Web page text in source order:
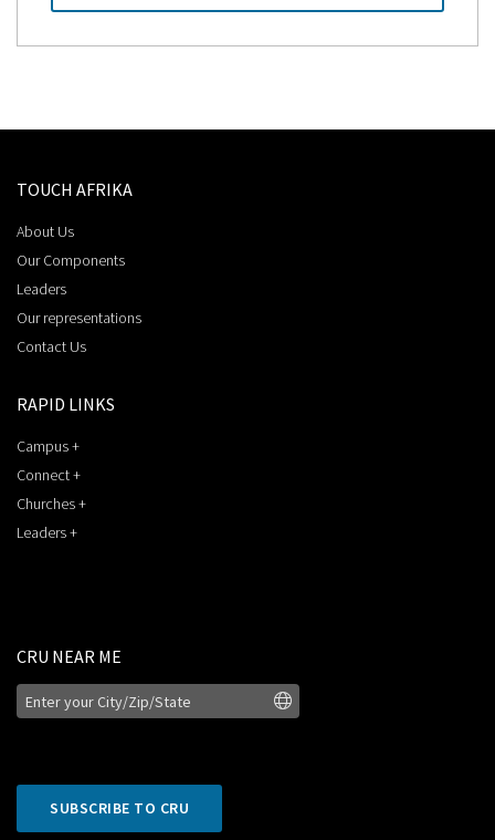
TOUCH AFRIKA
About Us
Our Components
Leaders
Our representations
Contact Us
RAPID LINKS
Campus +
Connect +
Churches +
Leaders +
CRU NEAR ME
SUBSCRIBE TO CRU